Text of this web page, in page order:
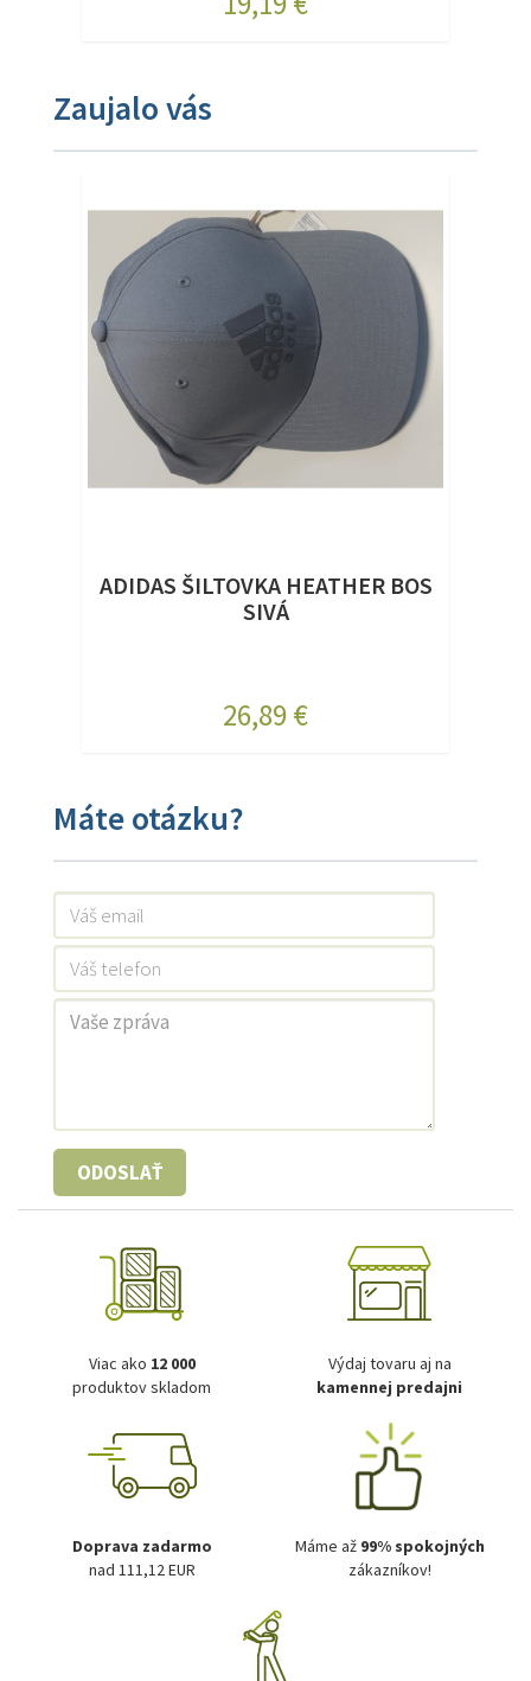
Zaujalo vás
ADIDAS ŠILTOVKA HEATHER BOS
SIVÁ
26,89 €
Máte otázku?
ODOSLAŤ
Viac ako 12 000
produktov skladom
Výdaj tovaru aj na
kamennej predajni
Doprava zadarmo
nad 111,12 EUR
Máme až 99% spokojných
zákazníkov!